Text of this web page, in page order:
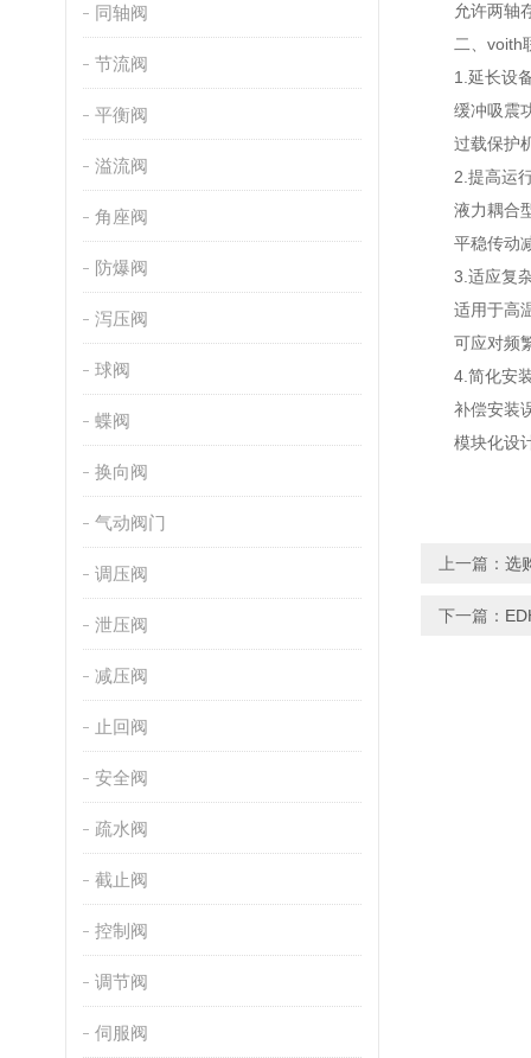
同轴阀
节流阀
平衡阀
溢流阀
角座阀
防爆阀
泻压阀
球阀
蝶阀
换向阀
气动阀门
调压阀
泄压阀
减压阀
止回阀
安全阀
疏水阀
截止阀
控制阀
调节阀
伺服阀
允许两轴存
二、voith
1.延长设
缓冲吸震功
过载保护机
2.提高运
液力耦合型
平稳传动减
3.适应复
适用于高温
可应对频繁
4.简化安装
补偿安装误
模块化设计
上一篇： 选
下一篇：